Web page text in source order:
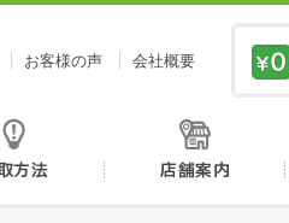
ある価格で買取センタージーピ
お客様の声 会社概要
目 買取方法